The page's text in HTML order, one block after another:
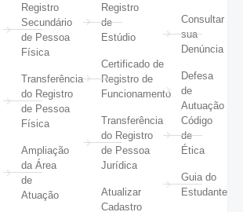
Registro
Secundário
de Pessoa
Física
Transferência
do Registro
de Pessoa
Física
Ampliação
da Área
de
Atuação
Registro
de
Estúdio
Certificado de
Registro de
Funcionamento
Transferência
do Registro
de Pessoa
Jurídica
Atualizar
Cadastro
Consultar
sua
Denúncia
Defesa
de
Autuação
Código
de
Ética
Guia do
Estudante